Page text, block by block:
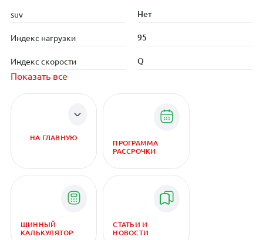
suv Нет
Индекс нагрузки 95
Индекс скорости Q
Показать все
НА ГЛАВНУЮ
ПРОГРАММА
РАССРОЧКИ
ШИННЫЙ
КАЛЬКУЛЯТОР
СТАТЬИ И
НОВОСТИ